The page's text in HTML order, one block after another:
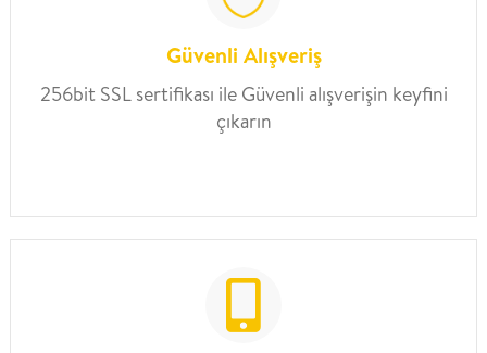
Güvenli Alışveriş
256bit SSL sertifikası ile Güvenli alışverişin keyfini
çıkarın